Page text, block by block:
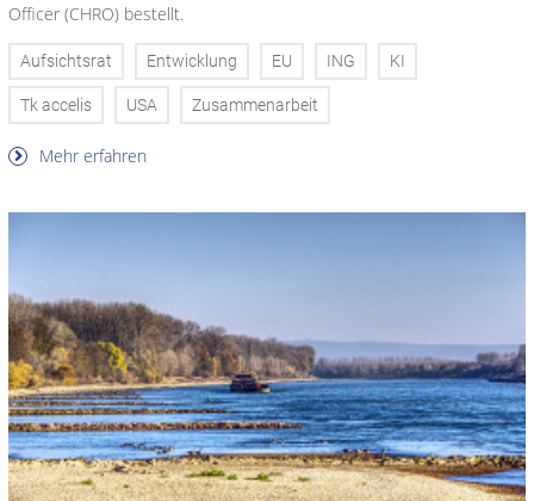
Officer (CHRO) bestellt.
Aufsichtsrat Entwicklung EU ING KI
Tk accelis USA Zusammenarbeit
Mehr erfahren